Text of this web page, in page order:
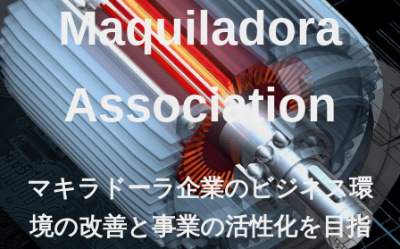
Maquiladora
Association
マキラドーラ企業のビジネス環
境の改善と事業の活性化を目指